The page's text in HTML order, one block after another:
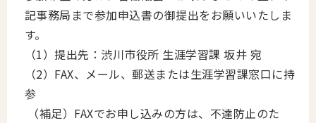
記事務局まで参加申込書の御提出をお願いいたしま
す。
（1）提出先：渋川市役所 生涯学習課 坂井 宛
（2）FAX、メール、郵送または生涯学習課窓口に持
参
（補足）FAXでお申し込みの方は、不達防止のた